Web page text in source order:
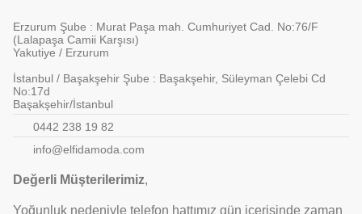
Erzurum Şube : Murat Paşa mah. Cumhuriyet Cad. No:76/F
(Lalapaşa Camii Karşısı)
Yakutiye / Erzurum
İstanbul / Başakşehir Şube : Başakşehir, Süleyman Çelebi Cd
No:17d
Başakşehir/İstanbul
0442 238 19 82
info@elfidamoda.com
Değerli Müşterilerimiz,
Yoğunluk nedeniyle telefon hattımız gün içerisinde zaman